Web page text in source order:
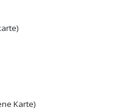
Karte)